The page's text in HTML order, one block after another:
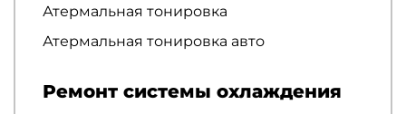
Атермальная тонировка
Атермальная тонировка авто
Ремонт системы охлаждения